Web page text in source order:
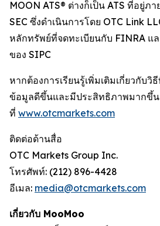
MOON ATS® ต่างก็เป็น ATS ที่อยู่ภ
SEC ซึ่งดำเนินการโดย OTC Link
หลักทรัพย์ที่จดทะเบียนกับ FINRA แ
ของ SIPC
หากต้องการเรียนรู้เพิ่มเติมเกี่ยวกับวิ
ข้อมูลดีขึ้นและมีประสิทธิภาพมากขึ้
ที่ www.otcmarkets.com
ติดต่อด้านสื่อ
OTC Markets Group Inc.
โทรศัพท์: (212) 896-4428
อีเมล: media@otcmarkets.com
เกี่ยวกับ MooMoo